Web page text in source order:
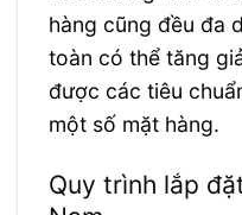
hàng cũng đều đa
toàn có thể tăng
được các tiêu
một số mặt hàng.
Quy trình lắp